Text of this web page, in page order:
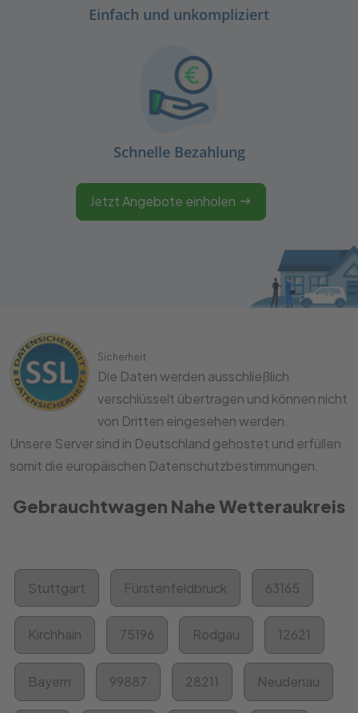
Einfach und unkompliziert
Schnelle Bezahlung
Jetzt Angebote einholen
Sicherheit
Die Daten werden ausschließlich
verschlüsselt übertragen und können nicht
von Dritten eingesehen werden.
Unsere Server sind in Deutschland gehostet und erfüllen
somit die europäischen Datenschutzbestimmungen.
Gebrauchtwagen Nahe Wetteraukreis
Stuttgart Fürstenfeldbruck 63165
Kirchhain 75196 Rodgau 12621
Bayern 99887 28211 Neudenau